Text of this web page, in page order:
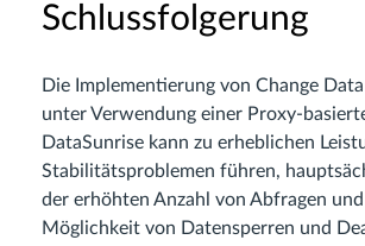
Schlussfolgerung
Die Implementierung von Change
unter Verwendung einer Proxy-
DataSunrise kann zu erheblichen
Stabilitätsproblemen führen,
der erhöhten Anzahl von Abfragen
Möglichkeit von Datensperren und